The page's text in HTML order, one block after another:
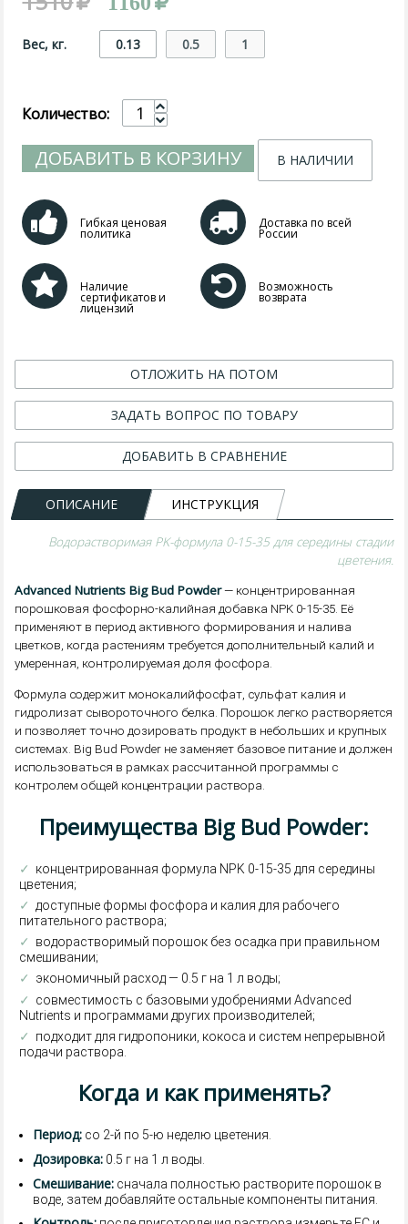
Вес, кг. 0.13 0.5 1
Количество:
ДОБАВИТЬ В КОРЗИНУ В НАЛИЧИИ
Гибкая ценовая
политика
Доставка по всей
России
Наличие
сертификатов и
лицензий
Возможность
возврата
ОТЛОЖИТЬ НА ПОТОМ
ЗАДАТЬ ВОПРОС ПО ТОВАРУ
ДОБАВИТЬ В СРАВНЕНИЕ
ОПИСАНИЕ ИНСТРУКЦИЯ
Водорастворимая PK-формула 0-15-35 для середины стадии
цветения.
Advanced Nutrients Big Bud Powder— концентрированная
порошковая фосфорно-калийная добавка NPK 0-15-35. Её
применяют в период активного формирования и налива
цветков, когда растениям требуется дополнительный калий и
умеренная, контролируемая доля фосфора.
Формула содержит монокалийфосфат, сульфат калия и
гидролизат сывороточного белка. Порошок легко растворяется
и позволяет точно дозировать продукт в небольших и крупных
системах. Big Bud Powder не заменяет базовое питание и должен
использоваться в рамках рассчитанной программы с
контролем общей концентрации раствора.
Преимущества Big Bud Powder:
✓
концентрированная формула NPK 0-15-35 для середины
цветения;
✓ доступные формы фосфора и калия для рабочего
питательного раствора;
✓
водорастворимый порошок без осадка при правильном
смешивании;
✓ экономичный расход — 0.5 г на 1 л воды;
✓
совместимость с базовыми удобрениями Advanced
Nutrients и программами других производителей;
✓
подходит для гидропоники, кокоса и систем непрерывной
подачи раствора.
Когда и как применять?
Период: со 2-й по 5-ю неделю цветения.
Дозировка: 0.5 г на 1 л воды.
Смешивание: сначала полностью растворите порошок в
воде, затем добавляйте остальные компоненты питания.